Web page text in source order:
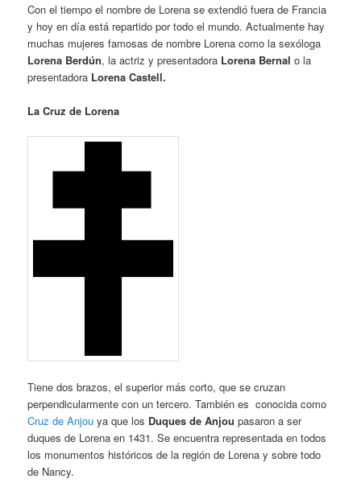
Con el tiempo el nombre de Lorena se extendió fuera de Francia
y hoy en día está repartido por todo el mundo. Actualmente hay
muchas mujeres famosas de nombre Lorena como la sexóloga
Lorena Berdún, la actriz y presentadora Lorena Bernal o la
presentadora Lorena Castell.
La Cruz de Lorena
Tiene dos brazos, el superior más corto, que se cruzan
perpendicularmente con un tercero. También es conocida como
Cruz de Anjou ya que los Duques de Anjou pasaron a ser
duques de Lorena en 1431. Se encuentra representada en todos
los monumentos históricos de la región de Lorena y sobre todo
de Nancy.